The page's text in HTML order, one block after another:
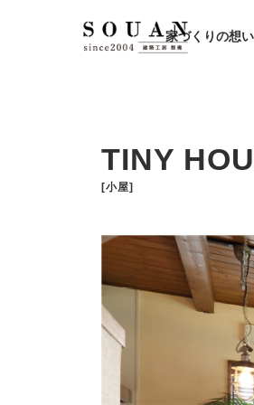
家づくりの想い
TINY
[小屋]